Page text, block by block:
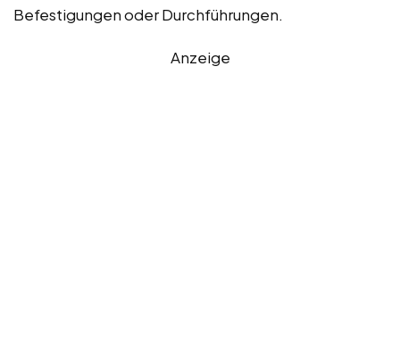
Befestigungen oder Durchführungen.
Anzeige